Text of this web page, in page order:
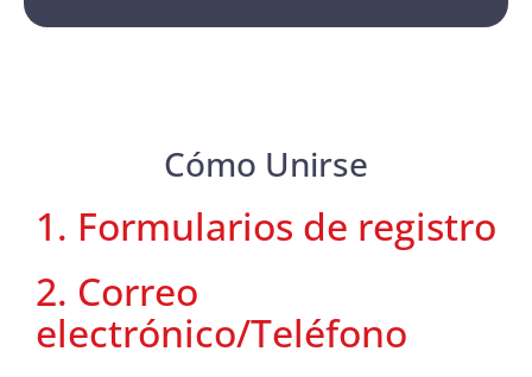
Cómo Unirse
1. Formularios de registro
2. Correo
electrónico/Teléfono